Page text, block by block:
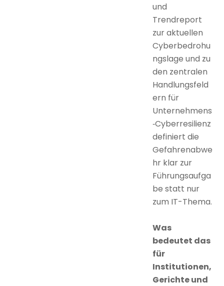
und
Trendreport
zur aktuellen
Cyberbedrohu
ngslage und zu
den zentralen
Handlungsfeld
ern für
Unternehmens
‑Cyberresilienz
definiert die
Gefahrenabwe
hr klar zur
Führungsaufga
be statt nur
zum IT-Thema.
Was
bedeutet das
für
Institutionen,
Gerichte und